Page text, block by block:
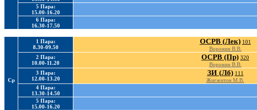
5 Пара:
15.00-16.20
6 Пара:
16.30-17.50
Ср
1 Пара:
8.30-09.50
ОСРВ (Лек) 101
Воронин В.В.
2 Пара:
10.00-11.20
ОСРВ (Пр) 320
Воронин В.В.
3 Пара:
12.00-13.20
ЗИ (Лб) 111
Жигжитов М.В.
4 Пара:
13.30-14.50
5 Пара:
15.00-16.20